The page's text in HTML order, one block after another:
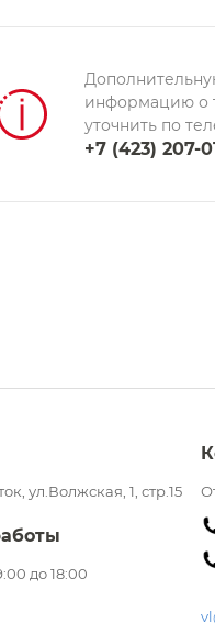
информацию о
уточнить по
+7 (423) 207-
ул.Волжская, 1, стр.15
до 18:00